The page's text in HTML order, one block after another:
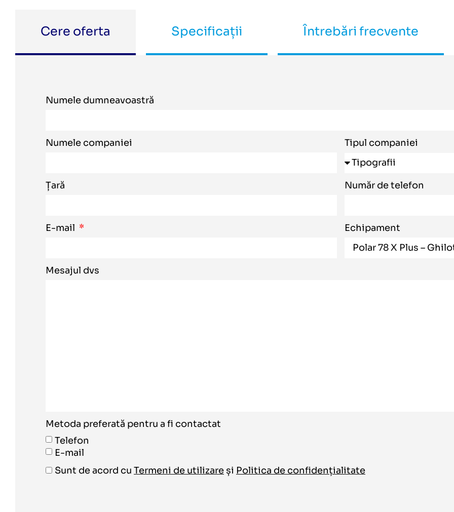
Cere oferta Specificații Întrebări frecvente
Numele dumneavoastră
Numele companiei Tipul companiei
Țară Număr de telefon
E-mail Echipament
Mesajul dvs
Metoda preferată pentru a fi contactat
Telefon
E-mail
Sunt de acord cu Termeni de utilizare și Politica de confidențialitate